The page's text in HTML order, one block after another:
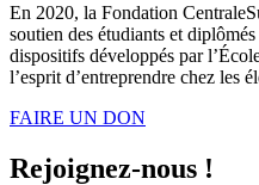
En 2020, la Fondation
soutien des étudiants et
dispositifs développés par
l’esprit d’entreprendre chez les
FAIRE UN DON
Rejoignez-nous !